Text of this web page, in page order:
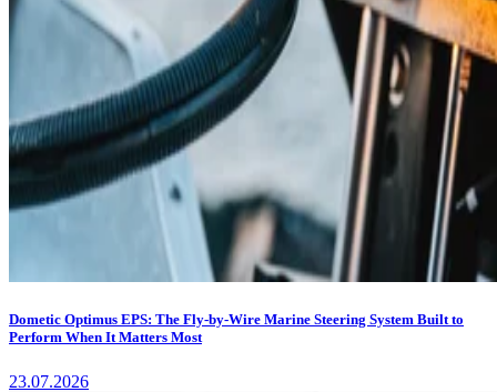
Dometic Optimus EPS: The Fly-by-Wire Marine Steering System Built to
Perform When It Matters Most
23.07.2026